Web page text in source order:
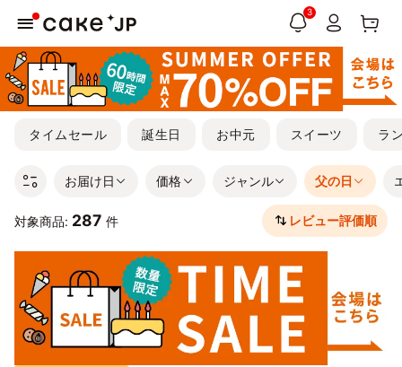
3
タイムセール 誕生日 お中元 スイーツ ラ
お届け日 価格 ジャンル 父の日
対象商品: 287 件 レビュー評価順